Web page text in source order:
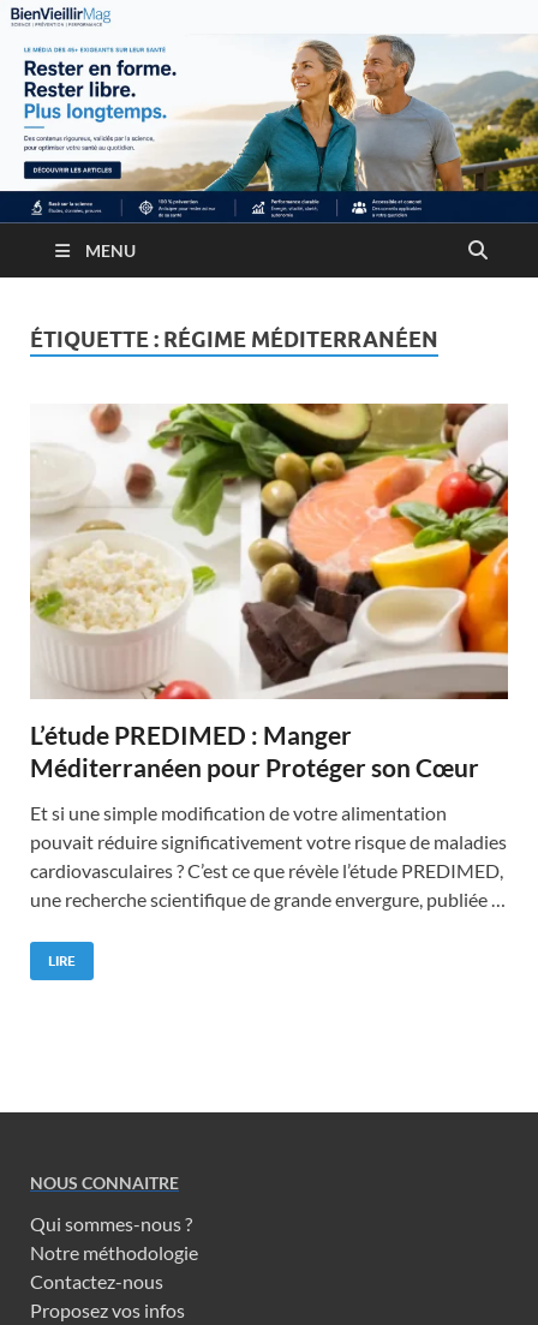
MENU
ÉTIQUETTE : RÉGIME MÉDITERRANÉEN
L’étude PREDIMED : Manger
Méditerranéen pour Protéger son Cœur
Et si une simple modification de votre alimentation
pouvait réduire significativement votre risque de maladies
cardiovasculaires ? C’est ce que révèle l’étude PREDIMED,
une recherche scientifique de grande envergure, publiée …
LIRE
NOUS CONNAITRE
Qui sommes-nous ?
Notre méthodologie
Contactez-nous
Proposez vos infos